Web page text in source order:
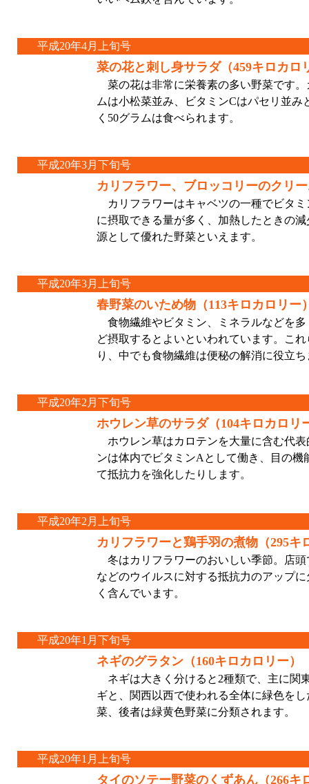
平成20年4月上旬号
菜の花と刺し身サラダ（459キロカロ
菜の花は非常に栄養素の多い野菜です
ムは小松菜並み、ビタミンCはパセリ並
く50グラムは食べられます。
平成20年3月下旬号
カリフラワー、ブロッコリーのクリ
カリフラワーはキャベツの一種でビタ
に摂取できる量が多く、加熱したときの
源として優れた野菜といえます。
平成20年3月上旬号
春野菜のいため物（113キロカロリー
食物繊維やビタミン、ミネラルなどを多
ど摂取するとよいといわれています。こ
り、中でも食物繊維は便秘の解消に役立ち
平成20年2月下旬号
ホウレン草のサラダ（104キロカロリ
ホウレン草はカロテンを大量に含む代
ンは体内でビタミンAとして働き、目の
て抵抗力を強化したりします。
平成20年2月上旬号
カリフラワーと鶏手羽の煮物（295キ
冬はカリフラワーのおいしい季節。店
などのウイルスに対する抵抗力のアップ
く含んでいます。
平成20年1月下旬号
ネギのグラタン（160キロカロリー）
ネギは大きく分けると2種類で、主に関
ギと、関西以西で使われる全体に緑色を
菜、後者は緑黄色野菜に分類されます。
平成20年1月上旬号
タイのソテー野菜のくずあん（266キ